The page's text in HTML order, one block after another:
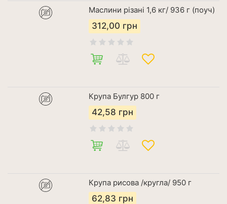
Маслини різані 1,6 кг/ 936 г (поуч)
312,00 грн
Крупа Булгур 800 г
42,58 грн
Крупа рисова /кругла/ 950 г
62,83 грн